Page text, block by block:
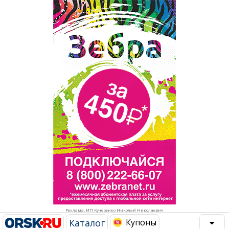
Реклама. ИП Кучеренко Николай Николаевич
Каталог Купоны
Строительство и ремонт
Авто и мото
Рестораны, кафе, бары
Развлечения и отдых
Спорт Фитнес
Недвижимость
Красота Косметология
Телекоммуникации и связь
Торговля
Бизнес и финансы
Юристы, Экспертиза, Страхование
Ремонт
Социальные организации
Это интересно
Администрация
Популярное →
Строительство и ремонт